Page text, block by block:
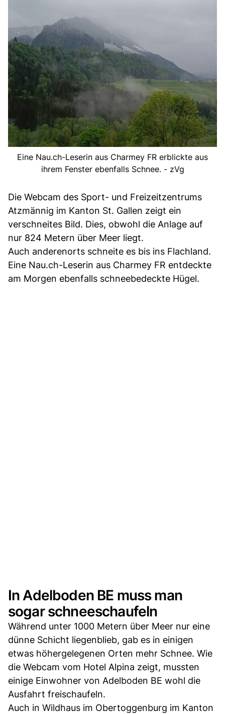
Eine Nau.ch-Leserin aus Charmey FR erblickte aus
ihrem Fenster ebenfalls Schnee. - zVg
Die Webcam des Sport- und Freizeitzentrums
Atzmännig im Kanton St. Gallen zeigt ein
verschneites Bild. Dies, obwohl die Anlage auf
nur 824 Metern über Meer liegt.
Auch anderenorts schneite es bis ins Flachland.
Eine Nau.ch-Leserin aus Charmey FR entdeckte
am Morgen ebenfalls schneebedeckte Hügel.
In Adelboden BE muss man
sogar schneeschaufeln
Während unter 1000 Metern über Meer nur eine
dünne Schicht liegenblieb, gab es in einigen
etwas höhergelegenen Orten mehr Schnee. Wie
die Webcam vom Hotel Alpina zeigt, mussten
einige Einwohner von Adelboden BE wohl die
Ausfahrt freischaufeln.
Auch in Wildhaus im Obertoggenburg im Kanton